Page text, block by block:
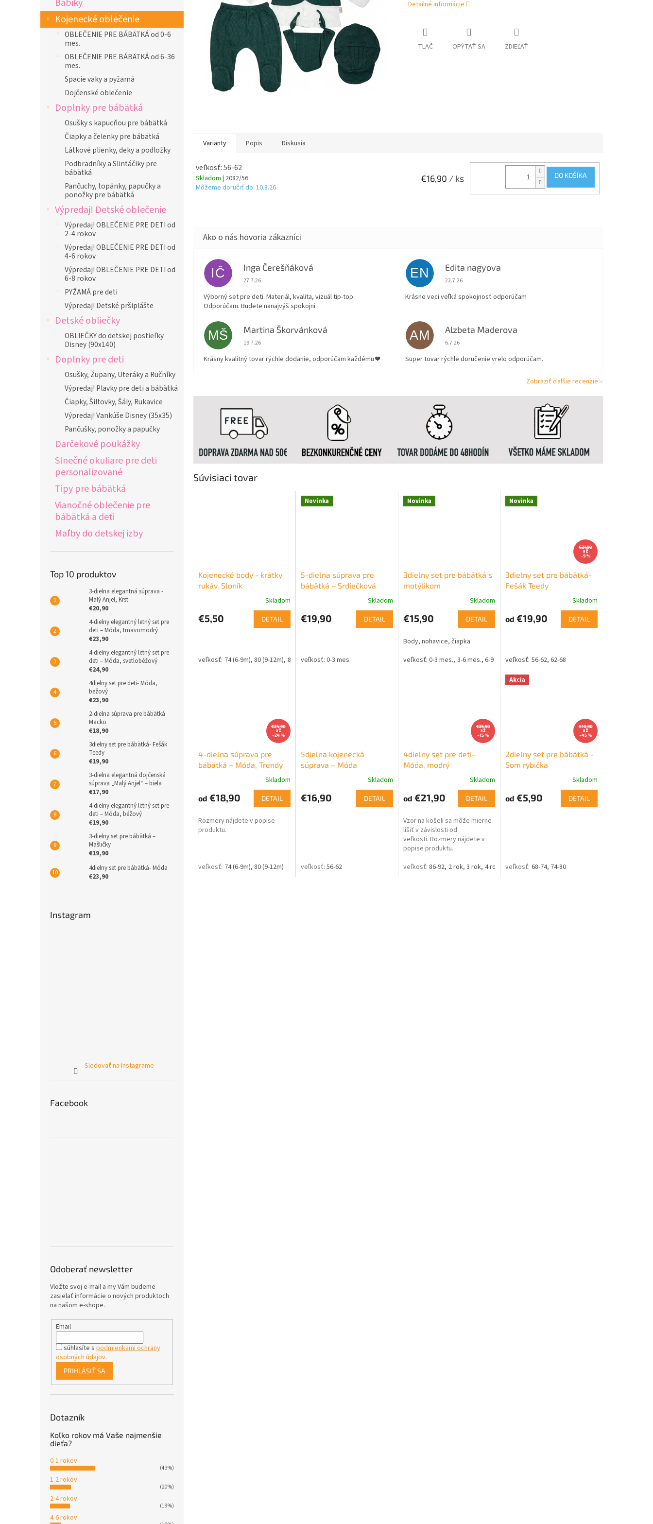
Kojenecké oblečenie
OBLEČENIE PRE BÁBÄTKÁ od 0-6
mes.
OBLEČENIE PRE BÁBÄTKÁ od 6-36
mes.
Spacie vaky a pyžamá
Dojčenské oblečenie
Doplnky pre bábätká
Osušky s kapucňou pre bábätká
Čiapky a čelenky pre bábätká
Látkové plienky, deky a podložky
Podbradníky a Slintáčiky pre
bábätká
Pančuchy, topánky, papučky a
ponožky pre bábätká
Výpredaj! Detské oblečenie
Výpredaj! OBLEČENIE PRE DETI od
2-4 rokov
Výpredaj! OBLEČENIE PRE DETI od
4-6 rokov
Výpredaj! OBLEČENIE PRE DETI od
6-8 rokov
PYŽAMÁ pre deti
Výpredaj! Detské pršiplášte
Detské obliečky
OBLIEČKY do detskej postieľky
Disney (90x140)
Doplnky pre deti
Osušky, Župany, Uteráky a Ručníky
Výpredaj! Plavky pre deti a bábätká
Čiapky, Šiltovky, Šály, Rukavice
Výpredaj! Vankúše Disney (35x35)
Pančušky, ponožky a papučky
Darčekové poukážky
Slnečné okuliare pre deti
personalizované
Tipy pre bábätká
Vianočné oblečenie pre
bábätká a deti
Maľby do detskej izby
Top 10 produktov
3-dielna elegantná súprava -
Malý Anjel, Krst
€20,90
4-dielny elegantný letný set pre
deti – Móda, tmavomodrý
€23,90
4-dielny elegantný letný set pre
deti – Móda, svetlobéžový
€24,90
4dielny set pre deti- Móda,
bežový
€23,90
2-dielna súprava pre bábätká
Macko
€18,90
3dielny set pre bábätká- Fešák
Teedy
€19,90
3-dielna elegantná dojčenská
súprava „Malý Anjel“ – biela
€17,90
4-dielny elegantný letný set pre
deti – Móda, béžový
€19,90
3-dielny set pre bábätká –
Mašličky
€19,90
4dielny set pre bábätká- Móda
€23,90
Instagram
Sledovať na Instagrame
Facebook
Odoberať newsletter
Vložte svoj e-mail a my Vám budeme
zasielať informácie o nových produktoch
na našom e-shope.
Email
súhlasíte s podmienkami ochrany
osobných údajov.
PRIHLÁSIŤ SA
Dotazník
Koľko rokov má Vaše najmenšie
dieťa?
0-1 rokov
(43%)
1-2 rokov
(20%)
2-4 rokov
(19%)
4-6 rokov
Detailné informácie
TLAČ OPÝTAŤ SA ZDIEĽAŤ
Súvisiaci tovar
Kojenecké body - krátky
rukáv, Sloník
Skladom
€5,50 DETAIL
74 (6-9m) 80 (9-12m) 86 (12-18m) 92 (18-24m)
Novinka
5-dielna súprava pre
bábätká – Srdiečková
Skladom
€19,90 DETAIL
0-3 mes.
Novinka
3dielny set pre bábätká s
motýlikom
Skladom
€15,90 DETAIL
Body, nohavice, čiapka
0-3 mes. 3-6 mes. 6-9 mes.
Novinka
€21,90
až
–9 %
3dielny set pre bábätká-
Fešák Teedy
Skladom
od €19,90 DETAIL
56-62 62-68
€24,90
až
–24 %
4-dielna súprava pre
bábätká – Móda, Trendy
Skladom
od €18,90 DETAIL
Rozmery nájdete v popise
produktu.
74 (6-9m) 80 (9-12m)
5dielna kojenecká
súprava – Móda
Skladom
€16,90 DETAIL
56-62
€25,90
až
–15 %
4dielny set pre deti-
Móda, modrý
Skladom
od €21,90 DETAIL
Vzor na košeli sa môže mierne
líšiť v závislosti od
veľkosti. Rozmery nájdete v
popise produktu.
86-92 2 rok 3 rok 4 rok 7 rok 8 rok
Akcia
€10,90
až
–45 %
2dielny set pre bábätká -
Som rybička
Skladom
od €5,90 DETAIL
68-74 74-80
Varianty Popis Diskusia
veľkosť: 56-62
Skladom | 2082/56
Môžeme doručiť do: 10.8.26
€16,90 / ks DO KOŠÍKA
IČ Inga Čerešňáková
Hodnotenie obchodu je 5 z 5 hviezdičiek.
27.7.26
Výborný set pre deti. Materiál, kvalita, vizuál tip-top.
Odporúčam. Budete nanajvýš spokojní.
EN Edita nagyova
Hodnotenie obchodu je 5 z 5 hviezdičiek.
22.7.26
Krásne veci veľká spokojnosť odporúčam
MŠ Martina Škorvánková
Hodnotenie obchodu je 5 z 5 hviezdičiek.
19.7.26
Krásny kvalitný tovar rýchle dodanie, odporúčam každému ❤️
AM Alzbeta Maderova
Hodnotenie obchodu je 5 z 5 hviezdičiek.
6.7.26
Super tovar rýchle doručenie vrelo odporúčam.
Zobraziť ďalšie recenzie